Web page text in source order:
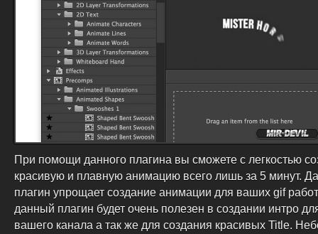
При помощи данного плагина вы сможете с легкостью
красивую и плавную анимацию всего лишь за 5 минут.
плагин упрощает создание анимации для ваших gif
данный плагин будет очень полезен в создании интро
вашего канала а так же для создания красивых Title.